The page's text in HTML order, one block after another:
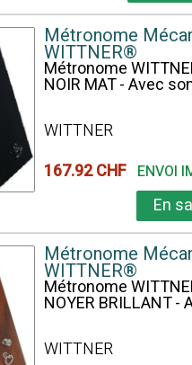
Métronome
WITTNER®
Métronome
NOIR MAT - Avec
WITTNER
167.92 CHF ENVOI
En
Métronome
WITTNER®
Métronome
NOYER BRILLANT -
WITTNER